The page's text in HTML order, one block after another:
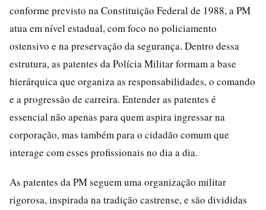
conforme previsto na Constituição Federal de 1988, a PM
atua em nível estadual, com foco no policiamento
ostensivo e na preservação da segurança. Dentro dessa
estrutura, as patentes da Polícia Militar formam a base
hierárquica que organiza as responsabilidades, o comando
e a progressão de carreira. Entender as patentes é
essencial não apenas para quem aspira ingressar na
corporação, mas também para o cidadão comum que
interage com esses profissionais no dia a dia.
As patentes da PM seguem uma organização militar
rigorosa, inspirada na tradição castrense, e são divididas